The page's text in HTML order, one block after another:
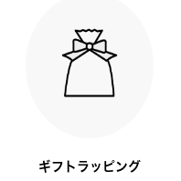
ギフトラッピング